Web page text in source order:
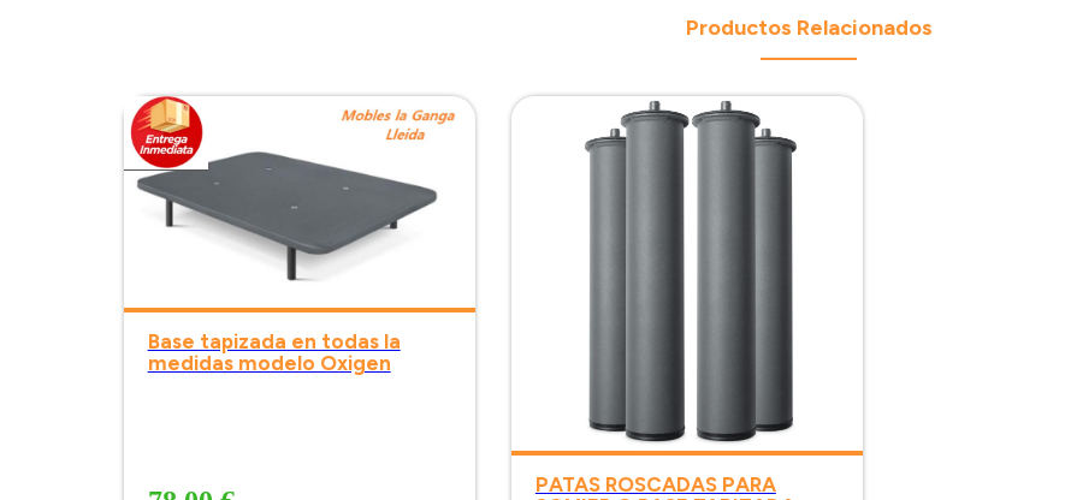
Productos Relacionados
Base tapizada en todas la
medidas modelo Oxigen
PATAS ROSCADAS PARA